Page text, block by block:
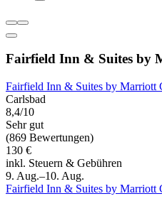
Fairfield Inn & Suites by
Fairfield Inn & Suites by Marriott
Carlsbad
8,4/10
Sehr gut
(869 Bewertungen)
130 €
inkl. Steuern & Gebühren
9. Aug.–10. Aug.
Fairfield Inn & Suites by Marriott